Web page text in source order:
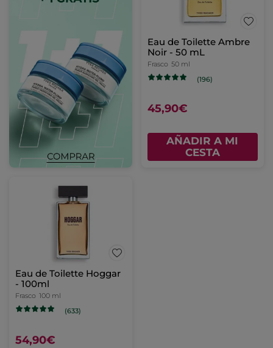
Eau de Toilette Ambre
Noir - 50 mL
Frasco 50 ml
(196)
45,90€
AÑADIR A MI
CESTA
Eau de Toilette Hoggar
- 100ml
Frasco 100 ml
(633)
54,90€